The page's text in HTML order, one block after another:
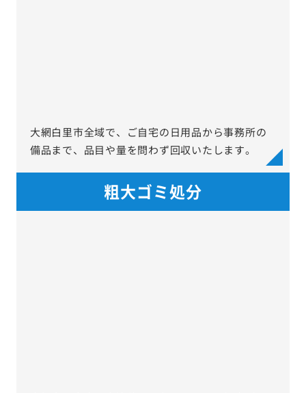
大網白里市全域で、ご自宅の日用品から事務所の
備品まで、品目や量を問わず回収いたします。
粗大ゴミ処分